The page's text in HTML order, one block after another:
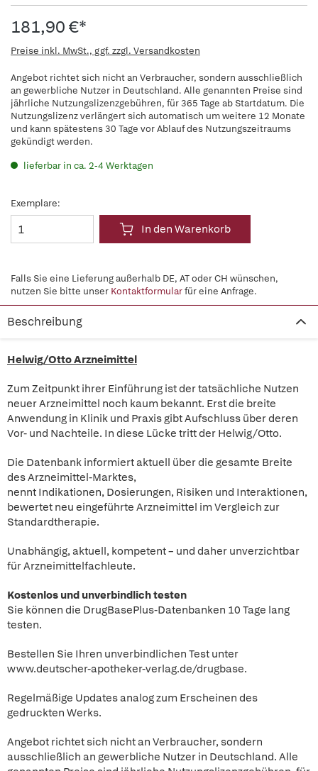
181,90 €*
Preise inkl. MwSt., ggf. zzgl. Versandkosten
Angebot richtet sich nicht an Verbraucher, sondern ausschließlich
an gewerbliche Nutzer in Deutschland. Alle genannten Preise sind
jährliche Nutzungslizenzgebühren, für 365 Tage ab Startdatum. Die
Nutzungslizenz verlängert sich automatisch um weitere 12 Monate
und kann spätestens 30 Tage vor Ablauf des Nutzungszeitraums
gekündigt werden.
lieferbar in ca. 2-4 Werktagen
Exemplare:
In den Warenkorb
Falls Sie eine Lieferung außerhalb DE, AT oder CH wünschen,
nutzen Sie bitte unser Kontaktformularfür eine Anfrage.
Beschreibung
Helwig/Otto Arzneimittel
Zum Zeitpunkt ihrer Einführung ist der tatsächliche Nutzen
neuer Arzneimittel noch kaum bekannt. Erst die breite
Anwendung in Klinik und Praxis gibt Aufschluss über deren
Vor- und Nachteile. In diese Lücke tritt der Helwig/Otto.
Die Datenbank informiert aktuell über die gesamte Breite
des Arzneimittel-Marktes,
nennt Indikationen, Dosierungen, Risiken und Interaktionen,
bewertet neu eingeführte Arzneimittel im Vergleich zur
Standardtherapie.
Unabhängig, aktuell, kompetent – und daher unverzichtbar
für Arzneimittelfachleute.
Kostenlos und unverbindlich testen
Sie können die DrugBasePlus-Datenbanken 10 Tage lang
testen.
Bestellen Sie Ihren unverbindlichen Test unter
www.deutscher-apotheker-verlag.de/drugbase.
Regelmäßige Updates analog zum Erscheinen des
gedruckten Werks.
Angebot richtet sich nicht an Verbraucher, sondern
ausschließlich an gewerbliche Nutzer in Deutschland. Alle